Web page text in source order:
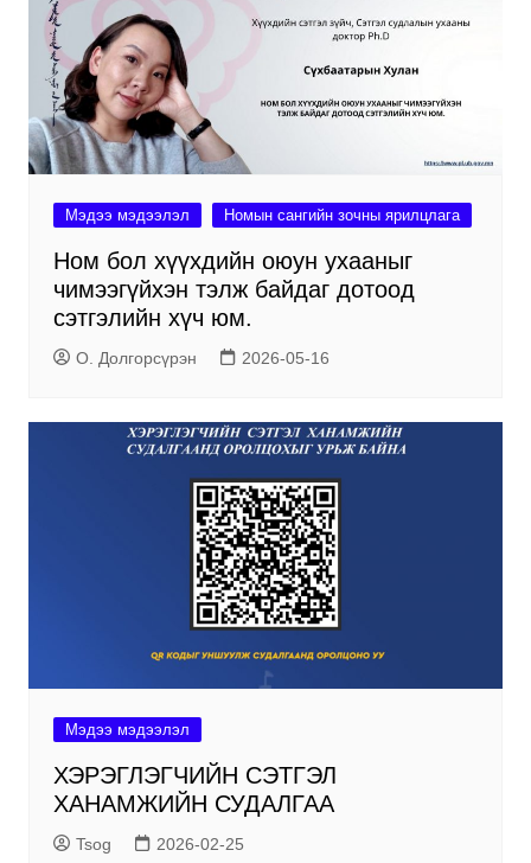
Мэдээ мэдээлэл Номын сангийн зочны ярилцлага
Ном бол хүүхдийн оюун ухааныг
чимээгүйхэн тэлж байдаг дотоод
сэтгэлийн хүч юм.
О. Долгорсүрэн 2026-05-16
Мэдээ мэдээлэл
ХЭРЭГЛЭГЧИЙН СЭТГЭЛ
ХАНАМЖИЙН СУДАЛГАА
Tsog 2026-02-25